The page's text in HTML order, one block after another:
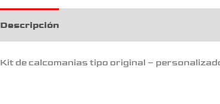
Descripción
Kit de calcomanias tipo original –